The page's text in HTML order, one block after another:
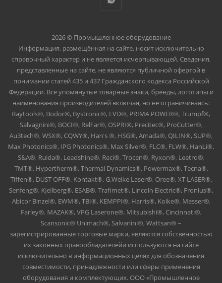
2026 © Промышленное оборудование
Информация, размещённая на сайте, носит исключительно
справочный характер и не является исчерпывающей. Сведения,
представленные на сайте, не являются публичной офертой в
понимании статей 435 и 437 Гражданского кодекса Российской
Федерации. Все упомянутые товарные знаки, бренды, логотипы и
наименования производителей включая, но не ограничиваясь:
Raytools®, Bodor®, Bystronic®, LVD®, PRIMA POWER®, Trumpf®,
Salvagnini®, BOCI®, RelFar®, OSPRI®, Precitec®, ProCutter®,
Au3tech®, WSX®, CQWY®, Han's ®, HSG®, Amada®, QILIN®, SUP®,
Max Photonics®, IPG Photonics®, Max Silver®, FLC®, FLW®, HanLi®,
S&A®, Ruida®, Leadshine®, Reci®, Trocen®, Ryxon®, Leetro®,
TMT®, Hypertherm®, Thermal Dynamics®, Powermax®, Tecna®,
Tiffen®, DUST OFF®, Kontakt®, G.Weike Laser®, Oree®, XT LASER®,
Senfeng®, Kjellberg®, ESAB®, Trafimet®, Lincoln Electric®, Fronius®,
Abicor Binzel®, EWM®, TBI®, KEMPPI®, Harris®, Koike®, Messer®,
Farley®, MAZAK®, VPG Laserone®, Mitsubishi®, Cincinnati®,
Scansonic® Unimach®, Salvanini®, Wattsan® –
зарегистрированные торговые марки, являются собственностью
их законных правообладателейи используются на сайте
исключительно в информационных целях для обозначения
совместимости, принадлежности или сферы применения
оборудования и комплектующих. ООО «Промышленное